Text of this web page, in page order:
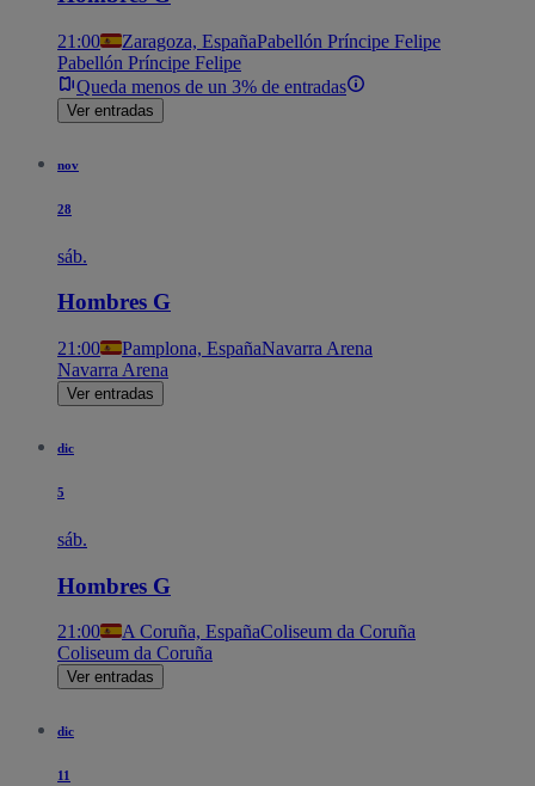
21:00 Zaragoza, EspañaPabellón Príncipe Felipe
Pabellón Príncipe Felipe
Queda menos de un 3% de entradas
Ver entradas
nov
28
sáb.
Hombres G
21:00 Pamplona, EspañaNavarra Arena
Navarra Arena
Ver entradas
dic
5
sáb.
Hombres G
21:00 A Coruña, EspañaColiseum da Coruña
Coliseum da Coruña
Ver entradas
dic
11